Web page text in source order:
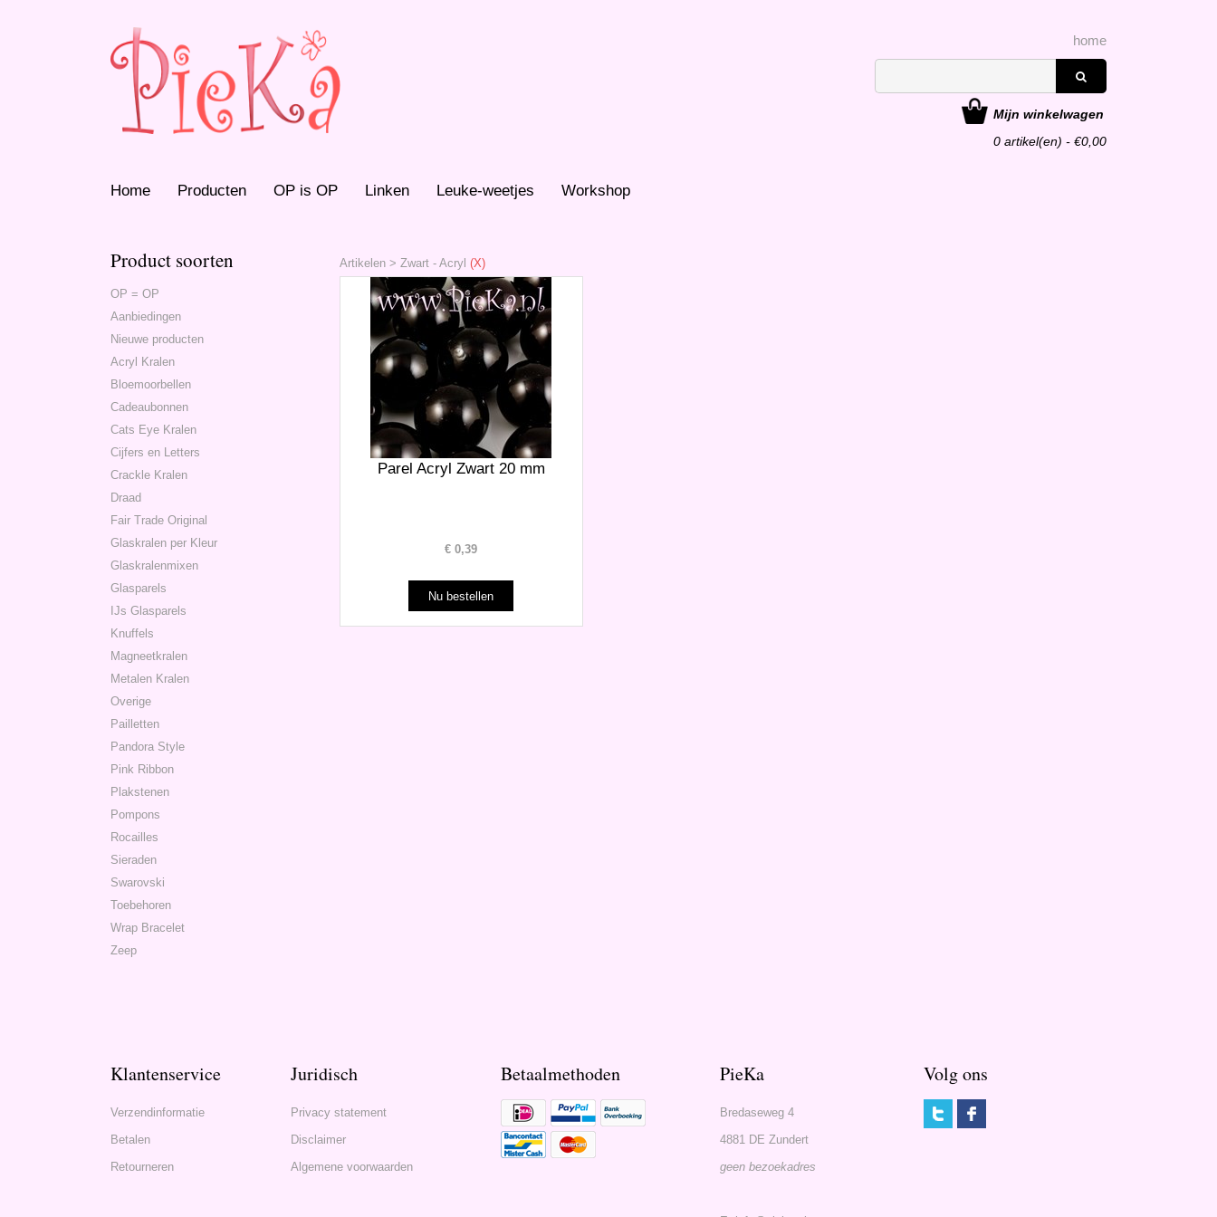
home
Mijn winkelwagen
0 artikel(en) - €0,00
Home Producten OP is OP Linken Leuke-weetjes Workshop
Product soorten
OP = OP
Aanbiedingen
Nieuwe producten
Acryl Kralen
Bloemoorbellen
Cadeaubonnen
Cats Eye Kralen
Cijfers en Letters
Crackle Kralen
Draad
Fair Trade Original
Glaskralen per Kleur
Glaskralenmixen
Glasparels
IJs Glasparels
Knuffels
Magneetkralen
Metalen Kralen
Overige
Pailletten
Pandora Style
Pink Ribbon
Plakstenen
Pompons
Rocailles
Sieraden
Swarovski
Toebehoren
Wrap Bracelet
Zeep
Artikelen > Zwart - Acryl (X)
Parel Acryl Zwart 20 mm
€0,39
Klantenservice
Verzendinformatie
Betalen
Retourneren
Juridisch
Privacy statement
Disclaimer
Algemene voorwaarden
Betaalmethoden PieKa
Bredaseweg 4
4881 DE Zundert
geen bezoekadres
Volg ons